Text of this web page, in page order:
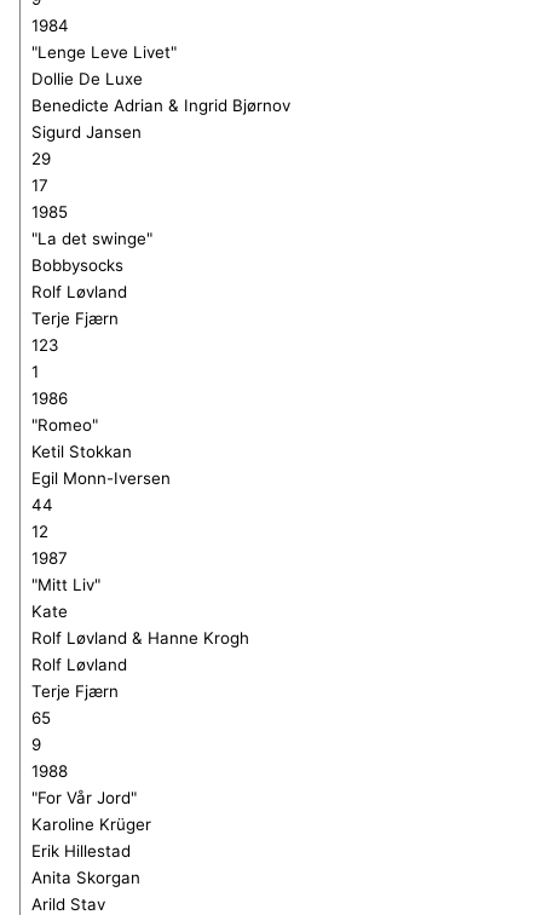
1984
"Lenge Leve Livet"
Dollie De Luxe
Benedicte Adrian & Ingrid Bjørnov
Sigurd Jansen
29
17
1985
"La det swinge"
Bobbysocks
Rolf Løvland
Terje Fjærn
123
1
1986
"Romeo"
Ketil Stokkan
Egil Monn-Iversen
44
12
1987
"Mitt Liv"
Kate
Rolf Løvland & Hanne Krogh
Rolf Løvland
Terje Fjærn
65
9
1988
"For Vår Jord"
Karoline Krüger
Erik Hillestad
Anita Skorgan
Arild Stav